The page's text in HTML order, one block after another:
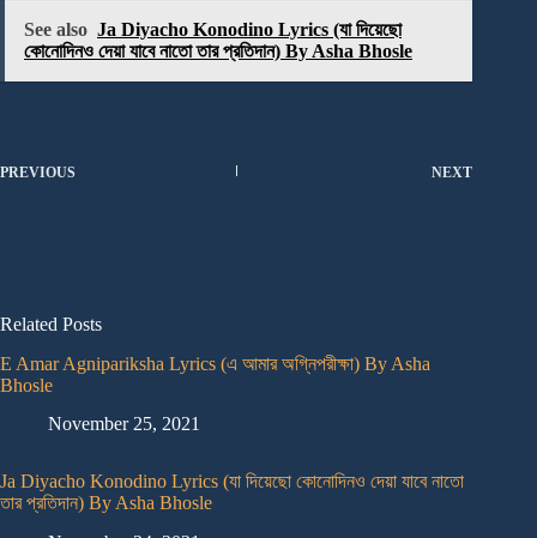
See also Ja Diyacho Konodino Lyrics (যা দিয়েছো
কোনোদিনও দেয়া যাবে নাতো তার প্রতিদান) By Asha Bhosle
PREVIOUS NEXT
Related Posts
E Amar Agnipariksha Lyrics (এ আমার অগ্নিপরীক্ষা) By Asha
Bhosle
November 25, 2021
Ja Diyacho Konodino Lyrics (যা দিয়েছো কোনোদিনও দেয়া যাবে নাতো
তার প্রতিদান) By Asha Bhosle